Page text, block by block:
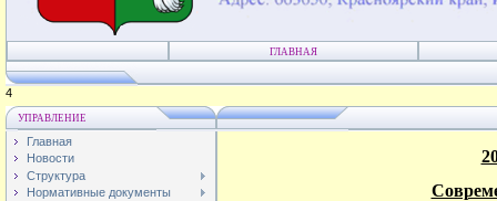
ГЛАВНАЯ
1
УПРАВЛЕНИЕ
Главная
Новости
Структура
Нормативные документы